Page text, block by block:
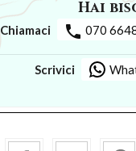
Hai
Chiamaci phone 070
Scrivici